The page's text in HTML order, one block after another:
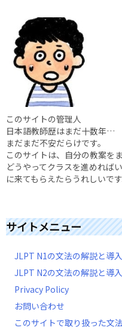
このサイトの管理人
日本語教師歴はまだ十数年…
まだまだ不安だらけです。
このサイトは、自分の教案を
どうやってクラスを進めれば
に来てもらえたらうれしいです
サイトメニュー
JLPT N1の文法の解説と導入
JLPT N2の文法の解説と導入
Privacy Policy
お問い合わせ
このサイトで取り扱った文